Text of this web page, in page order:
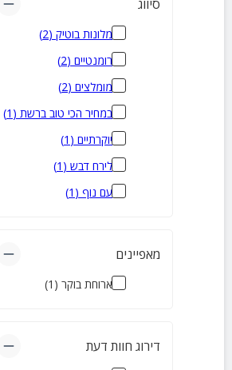
סיווג
מלונות בוטיק (
2
)
רומנטיים (
2
)
מומלצים (
2
)
במחיר הכי טוב ברשת (
1
)
יוקרתיים (
1
)
לירח דבש (
1
)
עם נוף (
1
)
מאפיינים
ארוחת בוקר (
1
)
דירוג חוות דעת